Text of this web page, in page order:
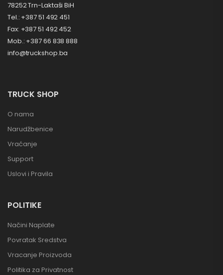
78252 Trn-Laktaši BiH
Tel.: +387 51 492 451
Fax: +387 51 492 452
Mob.: +387 66 838 888
info@truckshop.ba
TRUCK SHOP
O nama
Narudžbenice
Vraćanje
Support
Uslovi i Pravila
POLITIKE
Načini Naplate
Povratak Sredstva
Vracanje Proizvoda
Politika za Privatnost